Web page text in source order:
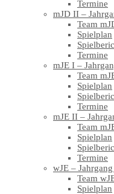
Termine
mJD II –
Team
Spielplan
Termine
mJE I –
Team
Spielplan
Termine
mJE II –
Team
Spielplan
Termine
wJE –
Team
Spielplan